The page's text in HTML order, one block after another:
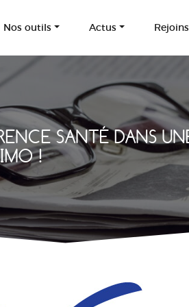
Nos outils Actus
SANTÉ DANS
!